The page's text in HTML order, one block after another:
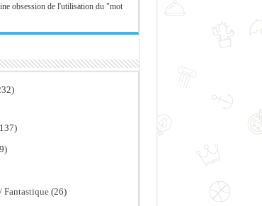
obsession de l'utilisation du "mot
Fantastique (26)